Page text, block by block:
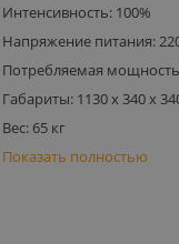
Интенсивность: 100%
Напряжение питания:
Потребляемая
Габариты: 1130 х 340 х
Вес: 65 кг
Показать полностью